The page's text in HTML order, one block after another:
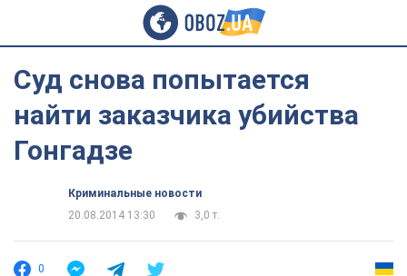
Суд снова попытается
найти заказчика убийства
Гонгадзе
Криминальные новости
20.08.2014 13:30
3,0 т.
0